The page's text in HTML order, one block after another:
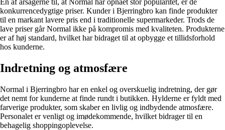
En af årsagerne til, at Normal har opnået stor popularitet, er de
konkurrencedygtige priser. Kunder i Bjerringbro kan finde produkter
til en markant lavere pris end i traditionelle supermarkeder. Trods de
lave priser går Normal ikke på kompromis med kvaliteten. Produkterne
er af høj standard, hvilket har bidraget til at opbygge et tillidsforhold
hos kunderne.
Indretning og atmosfære
Normal i Bjerringbro har en enkel og overskuelig indretning, der gør
det nemt for kunderne at finde rundt i butikken. Hylderne er fyldt med
farverige produkter, som skaber en livlig og indbydende atmosfære.
Personalet er venligt og imødekommende, hvilket bidrager til en
behagelig shoppingoplevelse.